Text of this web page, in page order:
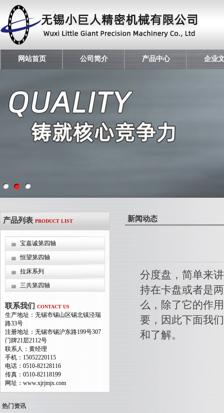
网站首页 公司简介 产品中心 企业
产品列表 PRODUCT LIST
宝嘉诚第四轴
恒望第四轴
拉床系列
三共第四轴
联系我们 CONTACT US
生产地址：无锡市锡山区锡北镇泾瑞
路33号
注册地址：无锡市锡沪东路199号307
门牌21层2112号
联系人：黄经理
手机：15052220115
电话：0510-82128116
传真：0510-82118199
网址：www.xjrjmjx.com
热门资讯
新闻动态
分度盘，简单来
持在卡盘或者是
么，除了它的作
要，因此下面我
和了解。